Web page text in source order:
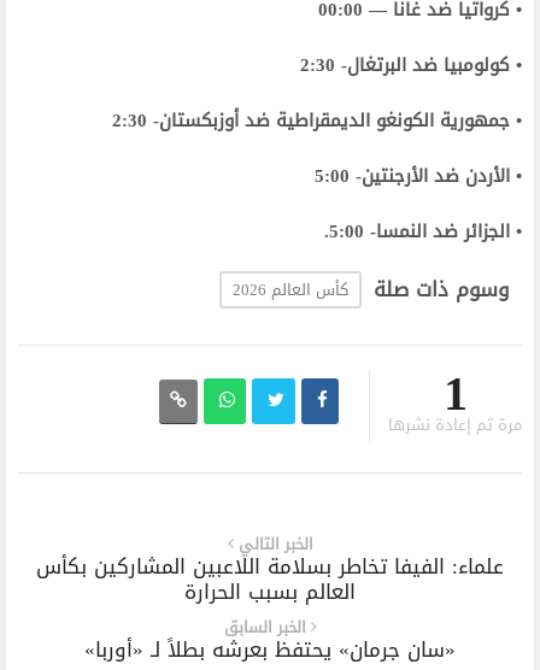
• كرواتيا ضد غانا — 00:00
• كولومبيا ضد البرتغال- 2:30
• جمهورية الكونغو الديمقراطية ضد أوزبكستان- 2:30
• الأردن ضد الأرجنتين- 5:00
• الجزائر ضد النمسا- 5:00.
وسوم ذات صلة كأس العالم 2026
1
مرة تم إعادة نشرها
الخبر التالي
علماء: الفيفا تخاطر بسلامة اللاعبين المشاركين بكأس
العالم بسبب الحرارة
الخبر السابق
«سان جرمان» يحتفظ بعرشه بطلاً لـ «أوربا»